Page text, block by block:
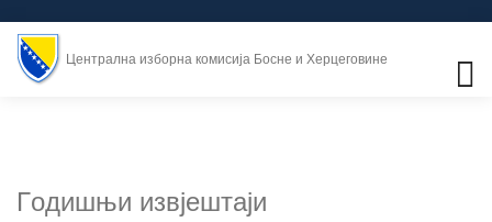
Централна изборна комисија Босне и Херцеговине
Гoдишњи извjeштajи